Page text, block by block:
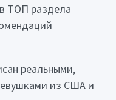
ТОП раздела
реальными,
из США и